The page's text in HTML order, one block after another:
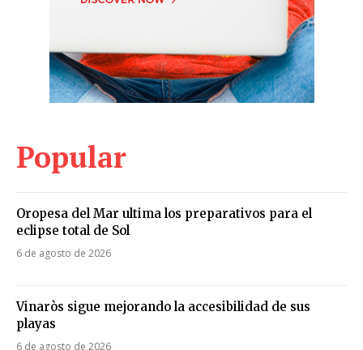
Popular
Oropesa del Mar ultima los preparativos para el
eclipse total de Sol
6 de agosto de 2026
Vinaròs sigue mejorando la accesibilidad de sus
playas
6 de agosto de 2026